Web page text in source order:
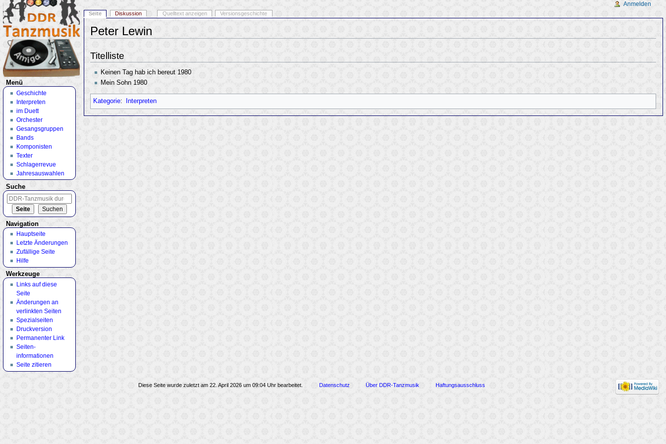
Peter Lewin
Titelliste
Keinen Tag hab ich bereut 1980
Mein Sohn 1980
Kategorie: Interpreten
Seite Diskussion Quelltext anzeigen Versionsgeschichte
Anmelden
Menü
Geschichte
Interpreten
im Duett
Orchester
Gesangsgruppen
Bands
Komponisten
Texter
Schlagerrevue
Jahresauswahlen
Suche
Navigation
Hauptseite
Letzte Änderungen
Zufällige Seite
Hilfe
Werkzeuge
Links auf diese
Seite
Änderungen an
verlinkten Seiten
Spezialseiten
Druckversion
Permanenter Link
Seiten­
informationen
Seite zitieren
Diese Seite wurde zuletzt am 22. April 2026 um 09:04 Uhr bearbeitet. Datenschutz Über DDR-Tanzmusik Haftungsausschluss